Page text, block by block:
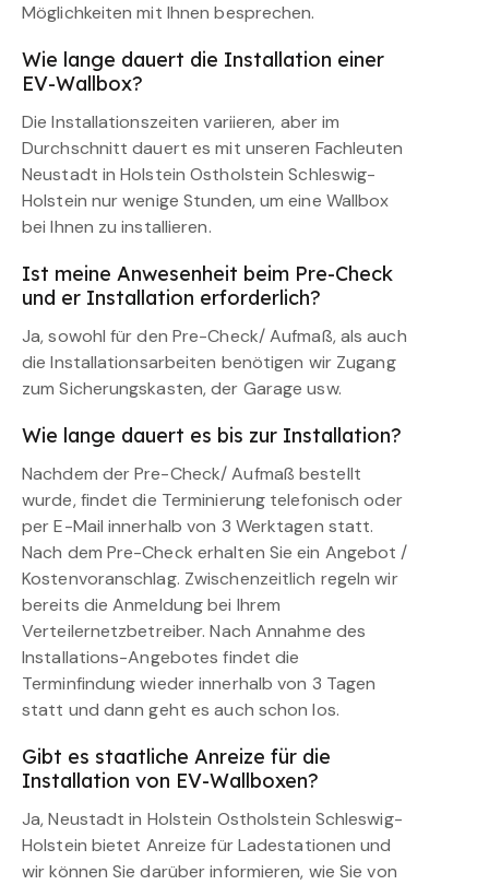
Möglichkeiten mit Ihnen besprechen.
Wie lange dauert die Installation einer
EV-Wallbox?
Die Installationszeiten variieren, aber im
Durchschnitt dauert es mit unseren Fachleuten
Neustadt in Holstein Ostholstein Schleswig-
Holstein nur wenige Stunden, um eine Wallbox
bei Ihnen zu installieren.
Ist meine Anwesenheit beim Pre-Check
und er Installation erforderlich?
Ja, sowohl für den Pre-Check/ Aufmaß, als auch
die Installationsarbeiten benötigen wir Zugang
zum Sicherungskasten, der Garage usw.
Wie lange dauert es bis zur Installation?
Nachdem der Pre-Check/ Aufmaß bestellt
wurde, findet die Terminierung telefonisch oder
per E-Mail innerhalb von 3 Werktagen statt.
Nach dem Pre-Check erhalten Sie ein Angebot /
Kostenvoranschlag. Zwischenzeitlich regeln wir
bereits die Anmeldung bei Ihrem
Verteilernetzbetreiber. Nach Annahme des
Installations-Angebotes findet die
Terminfindung wieder innerhalb von 3 Tagen
statt und dann geht es auch schon los.
Gibt es staatliche Anreize für die
Installation von EV-Wallboxen?
Ja, Neustadt in Holstein Ostholstein Schleswig-
Holstein bietet Anreize für Ladestationen und
wir können Sie darüber informieren, wie Sie von